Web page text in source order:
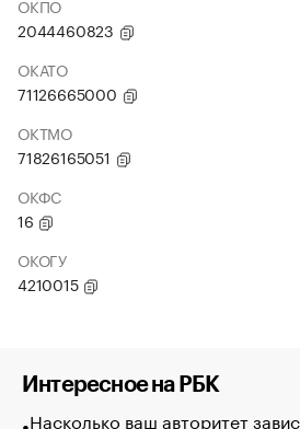
ОКПО
2044460823
ОКАТО
71126665000
ОКТМО
71826165051
ОКФС
16
ОКОГУ
4210015
Интересное на РБК
Насколько ваш авторитет